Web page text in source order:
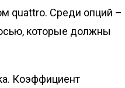
quattro. Среди опций –
которые должны
Коэффициент